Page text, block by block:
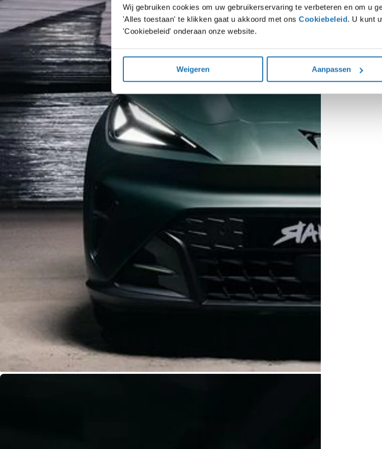
Wij gebruiken cookies om uw gebruikerservaring te verbeteren en om u
'Alles toestaan' te klikken gaat u akkoord met ons Cookiebeleid. U kunt
'Cookiebeleid' onderaan onze website.
Weigeren Aanpassen